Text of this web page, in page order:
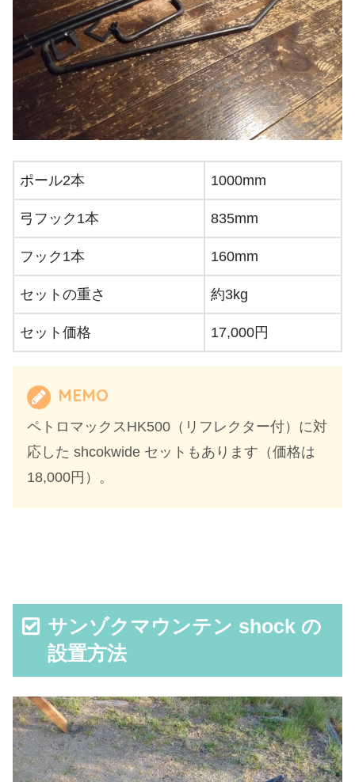
ポール2本 1000mm
弓フック1本 835mm
フック1本 160mm
セットの重さ 約3kg
セット価格 17,000円
MEMO
ペトロマックスHK500（リフレクター付）に対
応した shcokwide セットもあります（価格は
18,000円）。
サンゾクマウンテン shock の
設置方法